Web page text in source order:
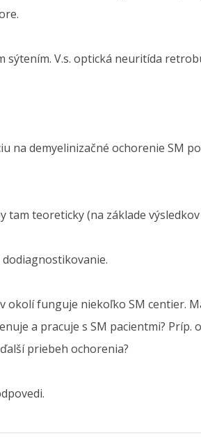
V.s. optická neuritída
na demyelinizačné ochorenie SM
tam teoreticky (na základe
okolí funguje niekoľko SM centier.
a pracuje s SM pacientmi?
priebeh ochorenia?